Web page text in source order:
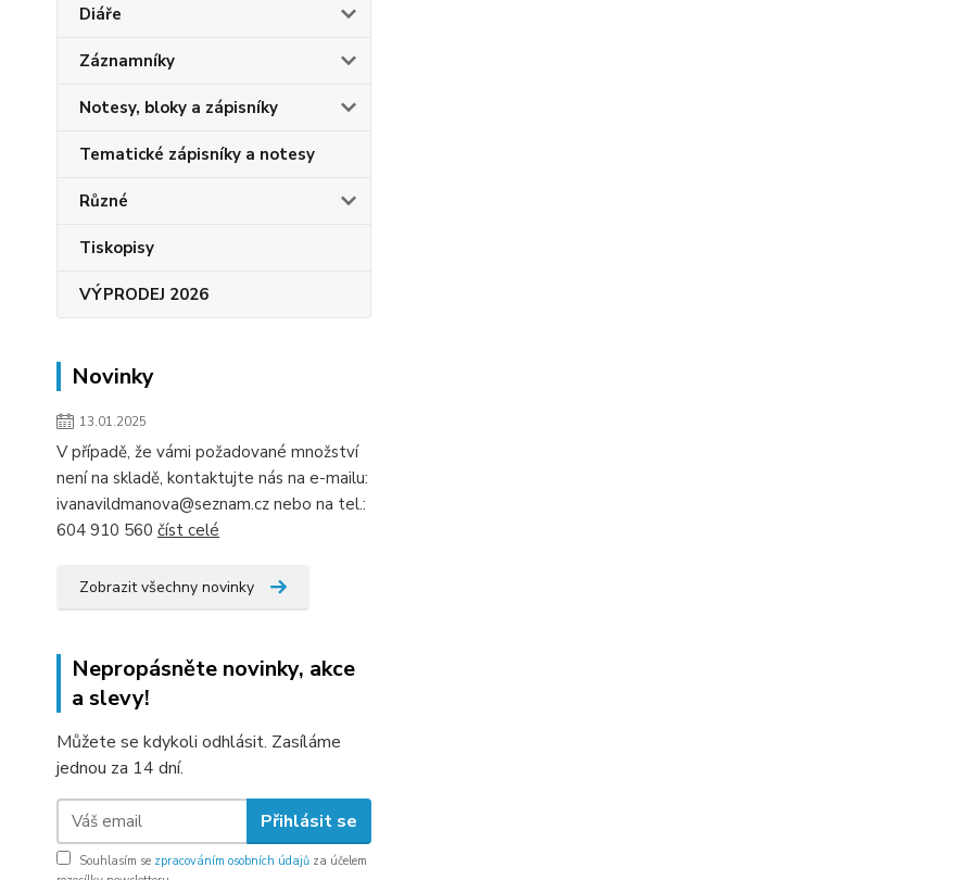
Diáře
Záznamníky
Notesy, bloky a zápisníky
Tematické zápisníky a notesy
Různé
Tiskopisy
VÝPRODEJ 2026
Novinky
13.01.2025
V případě, že vámi požadované množství
není na skladě, kontaktujte nás na e-mailu:
ivanavildmanova@seznam.cz nebo na tel.:
604 910 560 číst celé
Zobrazit všechny novinky
Nepropásněte novinky, akce
a slevy!
Můžete se kdykoli odhlásit. Zasíláme
jednou za 14 dní.
Přihlásit se
Souhlasím se zpracováním osobních údajů za účelem